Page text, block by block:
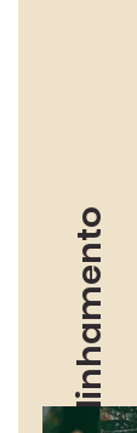
Alinhamento